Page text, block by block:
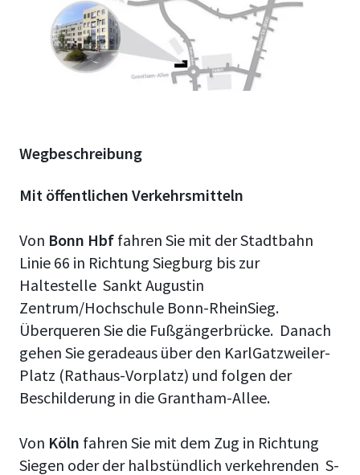
Wegbeschreibung
Mit öffentlichen Verkehrsmitteln
Von Bonn Hbf fahren Sie mit der Stadtbahn
Linie 66 in Richtung Siegburg bis zur
Haltestelle Sankt Augustin
Zentrum/Hochschule Bonn-RheinSieg.
Überqueren Sie die Fußgängerbrücke. Danach
gehen Sie geradeaus über den KarlGatzweiler-
Platz (Rathaus-Vorplatz) und folgen der
Beschilderung in die Grantham-Allee.
Von Köln fahren Sie mit dem Zug in Richtung
Siegen oder der halbstündlich verkehrenden S-